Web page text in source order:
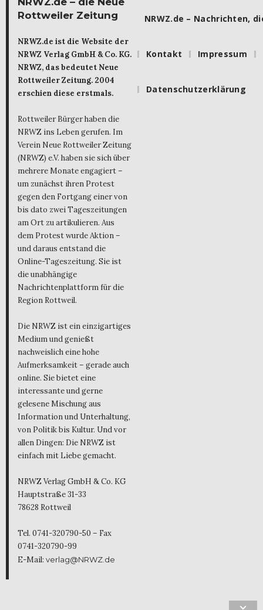
Rottweiler Zeitung
NRWZ.de ist die Website der
NRWZ Verlag GmbH & Co. KG.
NRWZ, das bedeutet Neue
Rottweiler Zeitung. 2004
erschien diese erstmals.
Rottweiler Bürger haben die
NRWZ ins Leben gerufen. Im
Verein Neue Rottweiler Zeitung
(NRWZ) e.V. haben sie sich über
mehrere Monate engagiert –
um zunächst ihren Protest
gegen den Fortgang einer von
bis dato zwei Tageszeitungen
am Ort zu artikulieren. Aus
dem Protest wurde Aktion –
und daraus entstand die
Online-Tageszeitung. Sie ist
die unabhängige
Nachrichtenplattform für die
Region Rottweil.
Die NRWZ ist ein einzigartiges
Medium und genießt
nachweislich eine hohe
Aufmerksamkeit – gerade auch
online. Sie bietet eine
interessante und gerne
gelesene Mischung aus
Information und Unterhaltung,
von Politik bis Kultur. Und vor
allen Dingen: Die NRWZ ist
einfach mit Liebe gemacht.
NRWZ Verlag GmbH & Co. KG
Hauptstraße 31-33
78628 Rottweil
Tel. 0741-320790-50 – Fax
0741-320790-99
E-Mail: verlag@NRWZ.de
NRWZ.de – Nachrichten,
Kontakt Impressum
Datenschutzerklärung